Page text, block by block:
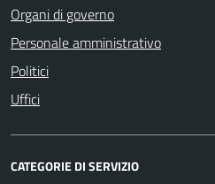
Organi di governo
Personale amministrativo
Politici
Uffici
CATEGORIE DI SERVIZIO